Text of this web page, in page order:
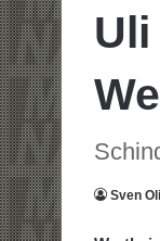
Sven